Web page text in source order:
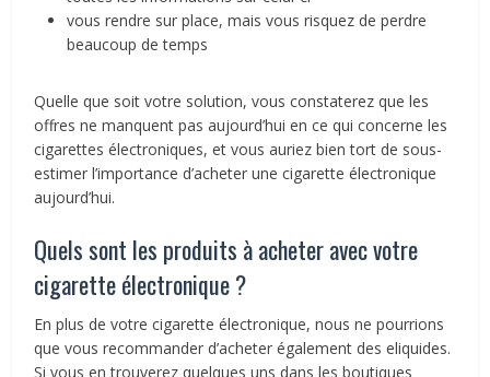
vous rendre sur place, mais vous risquez de perdre
beaucoup de temps
Quelle que soit votre solution, vous constaterez que les
offres ne manquent pas aujourd’hui en ce qui concerne les
cigarettes électroniques, et vous auriez bien tort de sous-
estimer l’importance d’acheter une cigarette électronique
aujourd’hui.
Quels sont les produits à acheter avec votre
cigarette électronique ?
En plus de votre cigarette électronique, nous ne pourrions
que vous recommander d’acheter également des eliquides.
Si vous en trouverez quelques uns dans les boutiques